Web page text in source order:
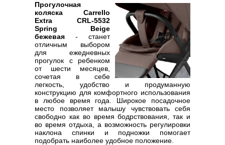
Прогулочная
коляска Carrello
Extra CRL-5532
Spring Beige
бежевая - станет
отличным выбором
для ежедневных
прогулок с ребенком
от шести месяцев,
сочетая в себе
легкость, удобство и продуманную
конструкцию для комфортного использования
в любое время года. Широкое посадочное
место позволяет малышу чувствовать себя
свободно как во время бодрствования, так и
во время отдыха, а возможность регулировки
наклона спинки и подножки помогает
подобрать наиболее удобное положение.